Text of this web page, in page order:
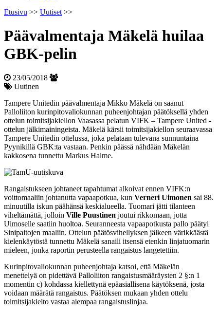
Etusivu >> Uutiset >>
Päävalmentaja Mäkelä huilaa
GBK-pelin
23/05/2018
Uutinen
Tampere Unitedin päävalmentaja Mikko Mäkelä on saanut
Palloliiton kurinpitovaliokunnan puheenjohtajan päätöksellä yhden
ottelun toimitsijakiellon Vaasassa pelatun VIFK – Tampere United -
ottelun jälkimainingeista. Mäkelä kärsii toimitsijakiellon seuraavassa
Tampere Unitedin ottelussa, joka pelataan tulevana sunnuntaina
Pyynikillä GBK:ta vastaan. Penkin päässä nähdään Mäkelän
kakkosena tunnettu Markus Halme.
Rangaistukseen johtaneet tapahtumat alkoivat ennen VIFK:n
voittomaaliin johtanutta vapaapotkua, kun Verneri Uimonen sai 88.
minuutilla iskun päähänsä keskialueella. Tuomari jätti tilanteen
viheltämättä, jolloin Ville Puustinen joutui rikkomaan, jotta
Uimoselle saatiin huoltoa. Seuranneesta vapaapotkusta pallo päätyi
Sinipaitojen maaliin. Ottelun päätösvihellyksen jälkeen värikkäästä
kielenkäytöstä tunnettu Mäkelä sanaili itsensä etenkin linjatuomarin
mieleen, jonka raportin perusteella rangaistus langetettiin.
Kurinpitovaliokunnan puheenjohtaja katsoi, että Mäkelän
menettelyä on pidettävä Palloliiton rangaistusmääräysten 2 §:n 1
momentin c) kohdassa kiellettynä epäasiallisena käytöksenä, josta
voidaan määrätä rangaistus. Päätöksen mukaan yhden ottelu
toimitsijakielto vastaa aiempaa rangaistuslinjaa.